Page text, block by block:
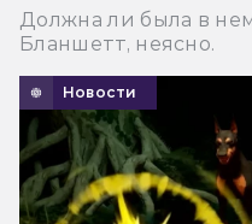
Должна ли была в
Бланшетт, неясно.
Новости